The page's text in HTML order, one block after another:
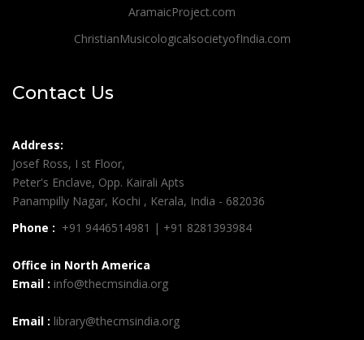
AramaicProject.com
ChristianMusicologicalsocietyofIndia.com
Contact Us
Address:
Josef Ross, I st Floor,
Peter's Enclave, Opp. Kairali Apts
Panampilly Nagar, Kochi , Kerala, India - 682036
Phone : +91 9446514981 | +91 8281393984
Office in North America
Email : info@thecmsindia.org
Email : library@thecmsindia.org